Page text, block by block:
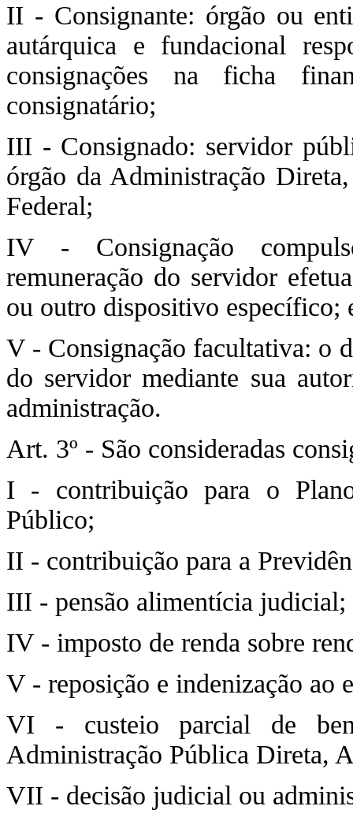
II - Consignante: órgão ou
autárquica e fundacional
consignações na ficha
consignatário;
III - Consignado: servidor
órgão da Administração
Federal;
IV - Consignação
remuneração do servidor
ou outro dispositivo específico;
V - Consignação facultativa: o
do servidor mediante sua
administração.
Art. 3º - São consideradas
I - contribuição para o
Público;
II - contribuição para a
III - pensão alimentícia judicial;
IV - imposto de renda sobre
V - reposição e indenização ao
VI - custeio parcial de
Administração Pública Direta,
VII - decisão judicial ou